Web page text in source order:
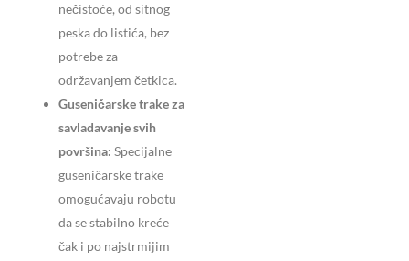
nečistoće, od sitnog
peska do listića, bez
potrebe za
održavanjem četkica.
Guseničarske trake za
savladavanje svih
površina: Specijalne
guseničarske trake
omogućavaju robotu
da se stabilno kreće
čak i po najstrmijim